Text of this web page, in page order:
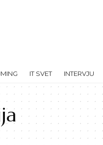
IT SVET INTERVJU